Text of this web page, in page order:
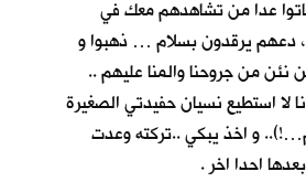
عدا من تشاهدهم معك في
دعهم يرقدون بسلام … ذهبوا و
نئن من جروحنا والمنا عليهم ..
لا استطيع نسيان حفيدتي الصغيرة
و اخذ يبكي ..تركته وعدت
احدا اخر .